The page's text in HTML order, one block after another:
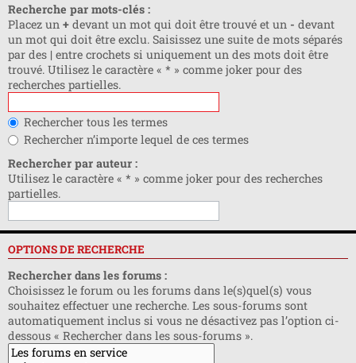
Recherche par mots-clés :
Placez un + devant un mot qui doit être trouvé et un - devant
un mot qui doit être exclu. Saisissez une suite de mots séparés
par des | entre crochets si uniquement un des mots doit être
trouvé. Utilisez le caractère « * » comme joker pour des
recherches partielles.
Rechercher tous les termes
Rechercher n’importe lequel de ces termes
Rechercher par auteur :
Utilisez le caractère « * » comme joker pour des recherches
partielles.
OPTIONS DE RECHERCHE
Rechercher dans les forums :
Choisissez le forum ou les forums dans le(s)quel(s) vous
souhaitez effectuer une recherche. Les sous-forums sont
automatiquement inclus si vous ne désactivez pas l’option ci-
dessous « Rechercher dans les sous-forums ».